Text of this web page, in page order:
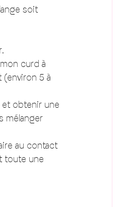
soit
curd à
5 à
et obtenir une
mélanger
au contact
toute une